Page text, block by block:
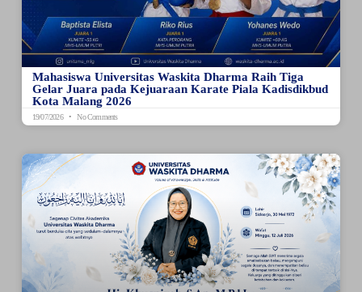
Mahasiswa Universitas Waskita Dharma Raih Tiga
Gelar Juara pada Kejuaraan Karate Piala Kadisdikbud
Kota Malang 2026
19/07/2026 No Comments